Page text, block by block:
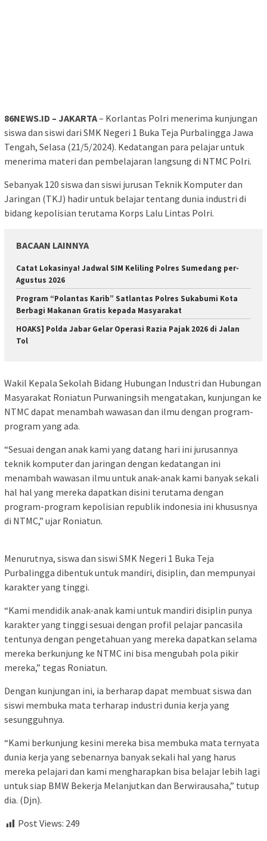
86NEWS.ID – JAKARTA– Korlantas Polri menerima kunjungan
siswa dan siswi dari SMK Negeri 1 Buka Teja Purbalingga Jawa
Tengah, Selasa (21/5/2024). Kedatangan para pelajar untuk
menerima materi dan pembelajaran langsung di NTMC Polri.
Sebanyak 120 siswa dan siswi jurusan Teknik Komputer dan
Jaringan (TKJ) hadir untuk belajar tentang dunia industri di
bidang kepolisian terutama Korps Lalu Lintas Polri.
BACAAN LAINNYA
Catat Lokasinya! Jadwal SIM Keliling Polres Sumedang per-
Agustus 2026
Program “Polantas Karib” Satlantas Polres Sukabumi Kota
Berbagi Makanan Gratis kepada Masyarakat
HOAKS] Polda Jabar Gelar Operasi Razia Pajak 2026 di Jalan
Tol
Wakil Kepala Sekolah Bidang Hubungan Industri dan Hubungan
Masyarakat Roniatun Purwaningsih mengatakan, kunjungan ke
NTMC dapat menambah wawasan dan ilmu dengan program-
program yang ada.
“Sesuai dengan anak kami yang datang hari ini jurusannya
teknik komputer dan jaringan dengan kedatangan ini
menambah wawasan ilmu untuk anak-anak kami banyak sekali
hal hal yang mereka dapatkan disini terutama dengan
program-program kepolisian republik indonesia ini khususnya
di NTMC,” ujar Roniatun.
Menurutnya, siswa dan siswi SMK Negeri 1 Buka Teja
Purbalingga dibentuk untuk mandiri, disiplin, dan mempunyai
karakter yang tinggi.
“Kami mendidik anak-anak kami untuk mandiri disiplin punya
karakter yang tinggi sesuai dengan profil pelajar pancasila
tentunya dengan pengetahuan yang mereka dapatkan selama
mereka berkunjung ke NTMC ini bisa mengubah pola pikir
mereka,” tegas Roniatun.
Dengan kunjungan ini, ia berharap dapat membuat siswa dan
siswi membuka mata terharap industri dunia kerja yang
sesungguhnya.
“Kami berkunjung kesini mereka bisa membuka mata ternyata
dunia kerja yang sebenarnya banyak sekali hal yang harus
mereka pelajari dan kami mengharapkan bisa belajar lebih lagi
untuk siap BMW Bekerja Melanjutkan dan Berwirausaha,” tutup
dia. (Djn).
Post Views: 249